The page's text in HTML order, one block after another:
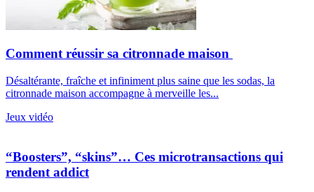
Comment réussir sa citronnade maison
Désaltérante, fraîche et infiniment plus saine que les sodas, la
citronnade maison accompagne à merveille les...
Jeux vidéo
“Boosters”, “skins”… Ces microtransactions qui
rendent addict